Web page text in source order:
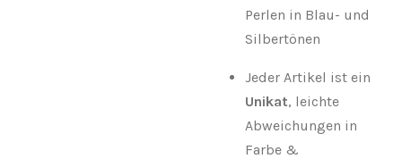
Perlen in Blau- und
Silbertönen
Jeder Artikel ist ein
Unikat, leichte
Abweichungen in
Farbe &